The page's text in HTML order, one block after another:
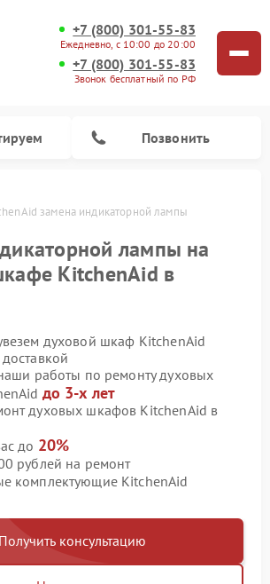
+7 (800) 301-55-83
Ежедневно, с 10:00 до 20:00
+7 (800) 301-55-83
Звонок бесплатный по РФ
Позвонить
замена индикаторной лампы
лампы на
KitchenAid в
духовой шкаф KitchenAid
работы по ремонту духовых
до 3-х лет
духовых шкафов KitchenAid в
до 20%
рублей на ремонт
комплектующие KitchenAid
Получить консультацию